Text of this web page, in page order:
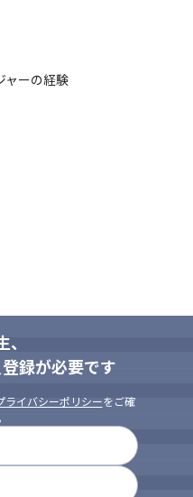
ャーの経験
録が必要です
ライバシーポリシーをご確